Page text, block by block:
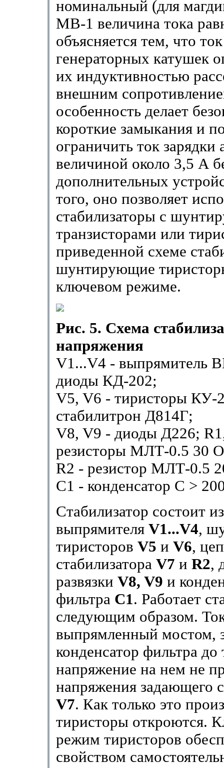
номинальный (для
МВ-1 величина тока
объясняется тем, что
генераторных катушек
их индуктивностью
внешним
особенность делает
короткие замыкания и
ограничить ток зарядки
величиной около 3,5 А
дополнительных
того, оно позволяет
стабилизаторы с
транзисторами или
приведенной схеме
шунтирующие
ключевом режиме.
Рис. 5. Схема
напряжения
V1...V4 - выпрямитель
диоды КД-202;
V5, V6 - тиристоры КУ-
стабилитрон Д814Г;
V8, V9 - диоды Д226;
резисторы МЛТ-0.5 30
R2 - резистор МЛТ-0.5
C1 - конденсатор C >
Стабилизатор состоит
выпрямителя V1...V4,
тиристоров V5 и V6,
стабилизатора V7 и R2,
развязки V8, V9 и
фильтра С1. Работает
следующим образом.
выпрямленный мостом,
конденсатор фильтра до
напряжение на нем не
напряжения задающего
V7. Как только это
тиристоры откроются.
режим тиристоров
свойством